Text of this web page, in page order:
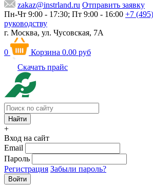
zakaz@instrland.ru Отправить заявку
Пн-Чт 9:00 - 17:30; Пт 9:00 - 16:00 +7
руководству
г. Москва, ул. Чусовская, 7А
0 Корзина 0.00 руб
Скачать прайс
+
Вход на сайт
Email
Пароль
Регистрация Забыли пароль?
Войти